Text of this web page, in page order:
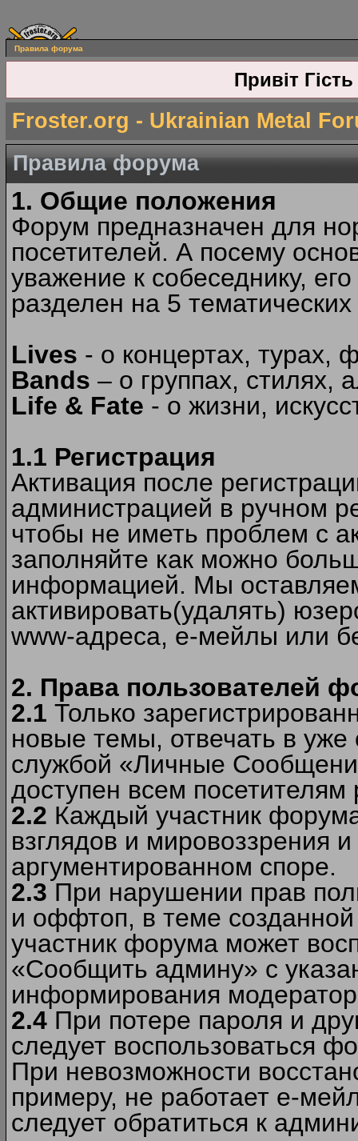
Правила форума
Привіт Гість
Froster.org - Ukrainian Metal
Правила форума
1. Общие положения
Форум предназначен для
посетителей. А посему
уважение к собеседнику,
разделен на 5
Lives - о концертах, турах,
Bands – о группах, стилях,
Life & Fate - о жизни,
1.1 Регистрация
Активация после
администрацией в ручном
чтобы не иметь проблем с
заполняйте как можно
информацией. Мы
активировать(удалять)
www-адреса, е-мейлы или
2. Права пользователей
2.1 Только
новые темы, отвечать в
службой «Личные
доступен всем посетителям
2.2 Каждый участник
взглядов и мировоззрения
аргументированном споре.
2.3 При нарушении прав
и оффтоп, в теме
участник форума может
«Сообщить админу» с
информирования
2.4 При потере пароля и
следует воспользоваться
При невозможности
примеру, не работает е-
следует обратиться к